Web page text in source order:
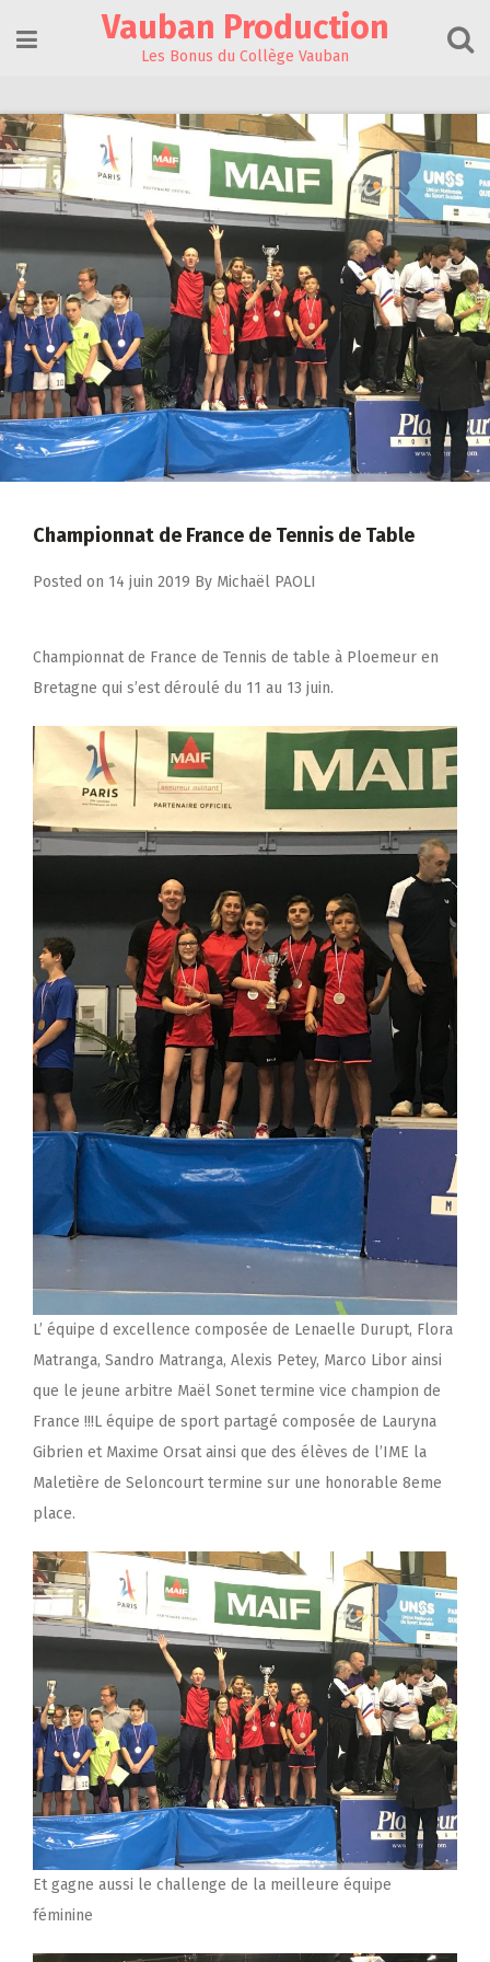
content
Vauban Production
Les Bonus du Collège Vauban
Championnat de France de Tennis de Table
Posted on 14 juin 2019 By Michaël PAOLI
Championnat de France de Tennis de table à Ploemeur en
Bretagne qui s’est déroulé du 11 au 13 juin.
L’ équipe d excellence composée de Lenaelle Durupt, Flora
Matranga, Sandro Matranga, Alexis Petey, Marco Libor ainsi
que le jeune arbitre Maël Sonet termine vice champion de
France !!!L équipe de sport partagé composée de Lauryna
Gibrien et Maxime Orsat ainsi que des élèves de l’IME la
Maletière de Seloncourt termine sur une honorable 8eme
place.
Et gagne aussi le challenge de la meilleure équipe
féminine